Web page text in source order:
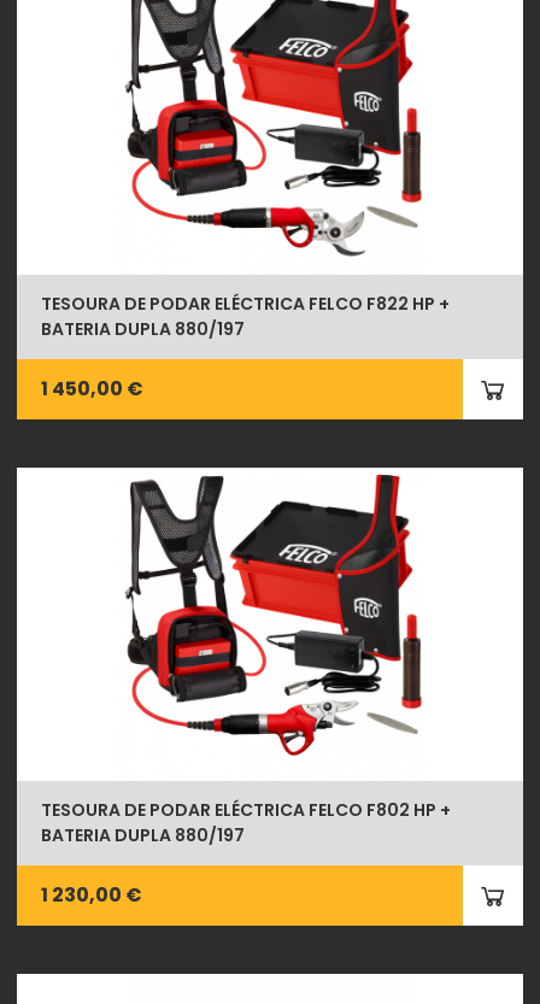
TESOURA DE PODAR ELÉCTRICA FELCO F822 HP +
BATERIA DUPLA 880/197
1 450,00 €
TESOURA DE PODAR ELÉCTRICA FELCO F802 HP +
BATERIA DUPLA 880/197
1 230,00 €